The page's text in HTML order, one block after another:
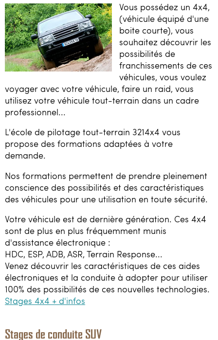
Vous possédez un 4x4,
(véhicule équipé d'une
boite courte), vous
souhaitez découvrir les
possibilités de
franchissements de ces
véhicules, vous voulez
voyager avec votre véhicule, faire un raid, vous
utilisez votre véhicule tout-terrain dans un cadre
professionnel...
L'école de pilotage tout-terrain 3214x4 vous
propose des formations adaptées à votre
demande.
Nos formations permettent de prendre pleinement
conscience des possibilités et des caractéristiques
des véhicules pour une utilisation en toute sécurité.
Votre véhicule est de dernière génération. Ces 4x4
sont de plus en plus fréquemment munis
d'assistance électronique :
HDC, ESP, ADB, ASR, Terrain Response...
Venez découvrir les caractéristiques de ces aides
électroniques et la conduite à adopter pour utiliser
100% des possibilités de ces nouvelles technologies.
Stages 4x4 + d'infos
Stages de conduite SUV